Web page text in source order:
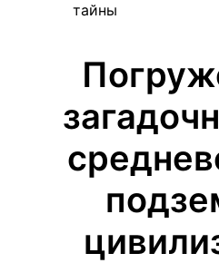
тайны